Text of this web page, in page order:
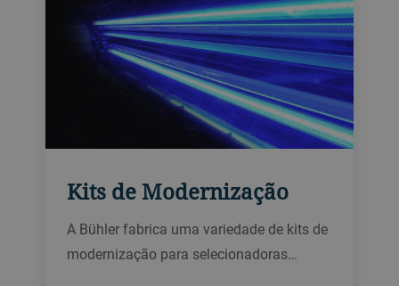
Kits de Modernização
A Bühler fabrica uma variedade de kits de
modernização para selecionadoras